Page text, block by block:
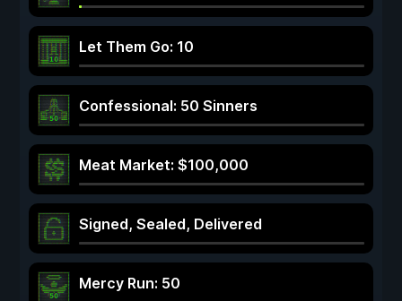
Let Them Go: 10
Confessional: 50 Sinners
Meat Market: $100,000
Signed, Sealed, Delivered
Mercy Run: 50